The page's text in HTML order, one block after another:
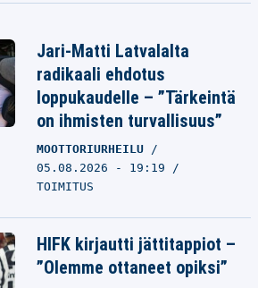
Jari-Matti Latvalalta
radikaali ehdotus
loppukaudelle – ”Tärkeintä
on ihmisten turvallisuus”
MOOTTORIURHEILU
05.08.2026 - 19:19
TOIMITUS
HIFK kirjautti jättitappiot –
”Olemme ottaneet opiksi”